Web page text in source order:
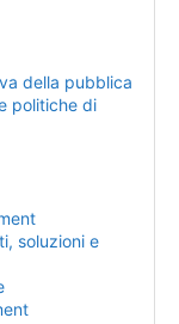
della pubblica
politiche di
soluzioni e